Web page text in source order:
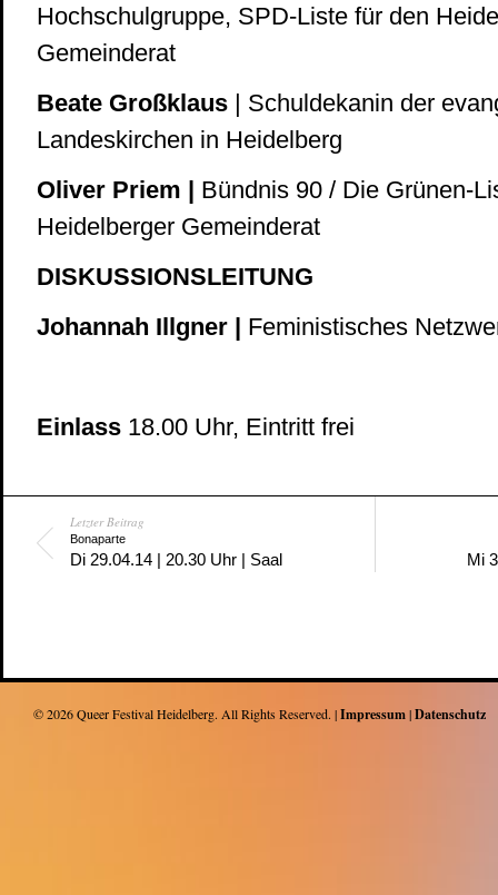
Hochschulgruppe, SPD-Liste für den
Gemeinderat
Beate Großklaus | Schuldekanin der
Landeskirchen in Heidelberg
Oliver Priem | Bündnis 90 / Die Grünen-
Heidelberger Gemeinderat
DISKUSSIONSLEITUNG
Johannah Illgner | Feministisches
Einlass 18.00 Uhr, Eintritt frei
Letzter Beitrag
Bonaparte
Di 29.04.14 | 20.30 Uhr | Saal Mi
© 2026Queer Festival Heidelberg. All Rights Reserved. |Impressum|Datenschutz